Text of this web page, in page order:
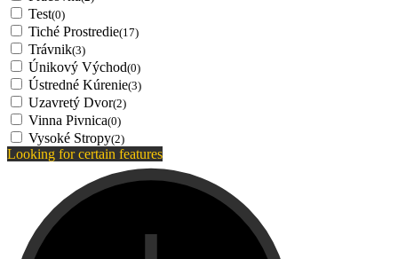
Test(0)
Tiché Prostredie(17)
Trávnik(3)
Únikový Východ(0)
Ústredné Kúrenie(3)
Uzavretý Dvor(2)
Vinna Pivnica(0)
Vysoké Stropy(2)
Looking for certain features